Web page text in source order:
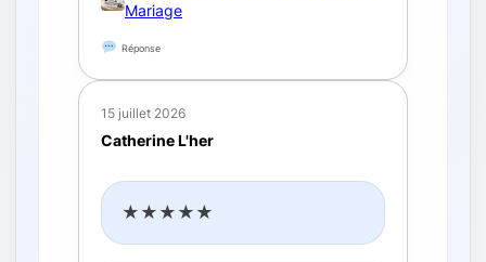
Mariage
Réponse
15 juillet 2026
Catherine L'her
★★★★★